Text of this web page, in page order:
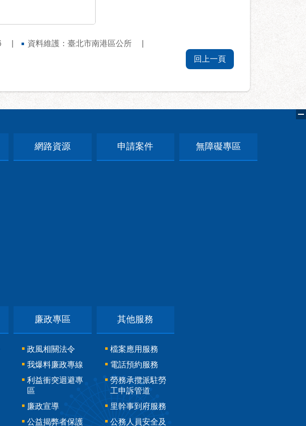
資料維護：臺北市南港區公所
回上一頁
網路資源 申請案件 無障礙專區
廉政專區
政風相關法令
我爆料廉政專線
利益衝突迴避專
區
廉政宣導
公益揭弊者保護
其他服務
檔案應用服務
電話預約服務
勞務承攬派駐勞
工申訴管道
里幹事到府服務
公務人員安全及